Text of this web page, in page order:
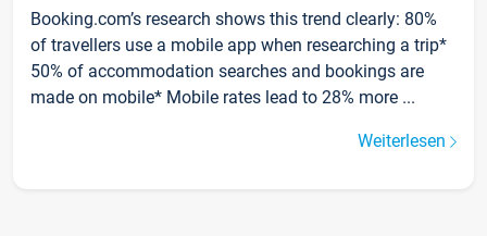
Booking.com’s research shows this trend clearly: 80%
of travellers use a mobile app when researching a trip*
50% of accommodation searches and bookings are
made on mobile* Mobile rates lead to 28% more ...
Weiterlesen